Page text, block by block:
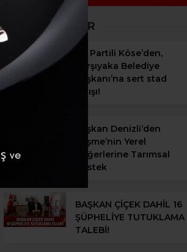
SON HABERLER
AK Partili Köse’den,
Karşıyaka Belediye
Başkanı’na sert stad
çıkışı!
Başkan Denizli’den
Çeşme’nin Yerel
Değerlerine Tarımsal
Destek
BAŞKAN ÇİÇEK DAHİL 16
ŞÜPHELİYE TUTUKLAMA
TALEBİ!